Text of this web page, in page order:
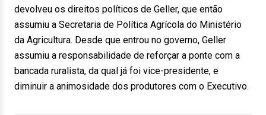
devolveu os direitos políticos de Geller, que então
assumiu a Secretaria de Política Agrícola do Ministério
da Agricultura. Desde que entrou no governo, Geller
assumiu a responsabilidade de reforçar a ponte com a
bancada ruralista, da qual já foi vice-presidente, e
diminuir a animosidade dos produtores com o Executivo.